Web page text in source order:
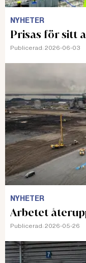
NYHETER
Prisas för sitt
Publicerad: 2026-06-03
NYHETER
Arbetet
Publicerad: 2026-05-26